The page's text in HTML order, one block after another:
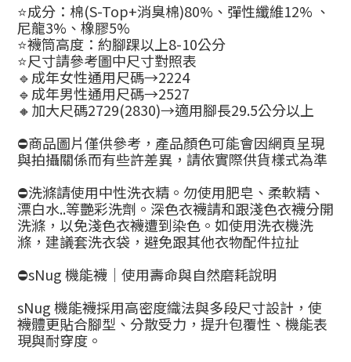
⭐️成分：棉(S-Top+消臭棉)80%、彈性纖維12% 、
尼龍3%、橡膠5%
⭐️襪筒高度：約腳踝以上8-10公分
⭐️尺寸請參考圖中尺寸對照表
🔹成年女性通用尺碼→2224
🔹成年男性通用尺碼→2527
🔸加大尺碼2729(2830)→適用腳長29.5公分以上
⛔商品圖片僅供參考，產品顏色可能會因網頁呈現
與拍攝關係而有些許差異，請依實際供貨樣式為準
⛔洗滌請使用中性洗衣精。勿使用肥皂、柔軟精、
漂白水..等艷彩洗劑。深色衣襪請和跟淺色衣襪分開
洗滌，以免淺色衣襪遭到染色。如使用洗衣機洗
滌，建議套洗衣袋，避免跟其他衣物配件拉扯
⛔sNug 機能襪｜使用壽命與自然磨耗說明
sNug 機能襪採用高密度織法與多段尺寸設計，使
襪體更貼合腳型、分散受力，提升包覆性、機能表
現與耐穿度。